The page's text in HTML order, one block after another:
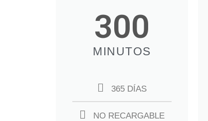
300
MINUTOS
365 DÍAS
NO RECARGABLE